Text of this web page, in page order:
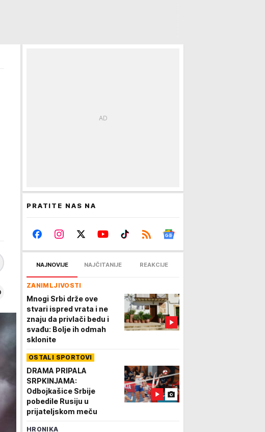
PRATITE NAS NA
NAJNOVIJE NAJČITANIJE REAKCIJE
ZANIMLJIVOSTI
Mnogi Srbi drže ove
stvari ispred vrata i ne
znaju da privlači bedu i
svađu: Bolje ih odmah
sklonite
OSTALI SPORTOVI
DRAMA PRIPALA
SRPKINJAMA:
Odbojkašice Srbije
pobedile Rusiju u
prijateljskom meču
HRONIKA